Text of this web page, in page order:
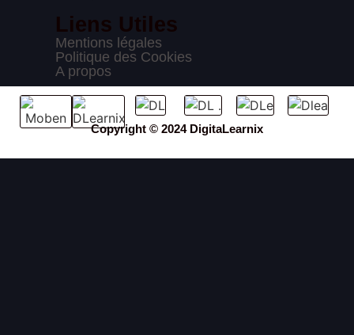
Liens Utiles
Mentions légales
Politique des Cookies
A propos
Copyright © 2024 DigitaLearnix